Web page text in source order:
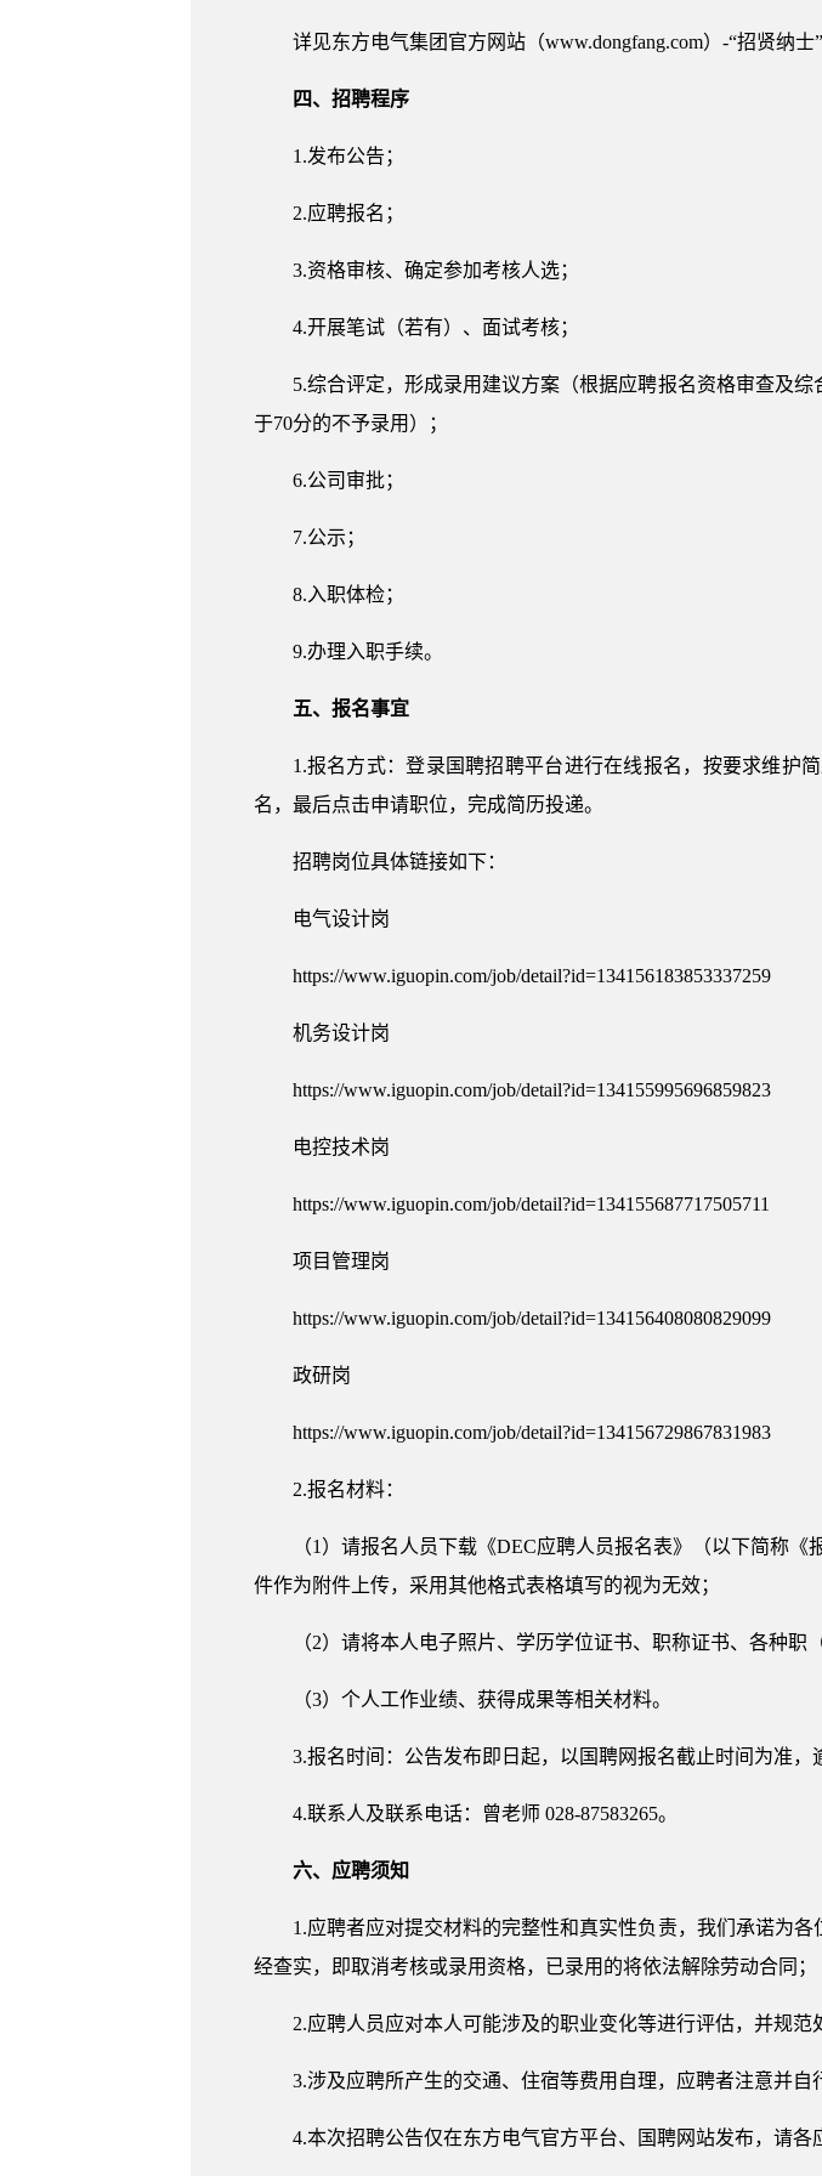
详见东方电气集团官方网站（www.dongfang.com）-“招贤纳士
四、招聘程序
1.发布公告；
2.应聘报名；
3.资格审核、确定参加考核人选；
4.开展笔试（若有）、面试考核；
5.综合评定，形成录用建议方案（根据应聘报名资格审查及
于70分的不予录用）；
6.公司审批；
7.公示；
8.入职体检；
9.办理入职手续。
五、报名事宜
1.报名方式：登录国聘招聘平台进行在线报名，按要求维护
名，最后点击申请职位，完成简历投递。
招聘岗位具体链接如下：
电气设计岗
https://www.iguopin.com/job/detail?id=134156183853337259
机务设计岗
https://www.iguopin.com/job/detail?id=134155995696859823
电控技术岗
https://www.iguopin.com/job/detail?id=134155687717505711
项目管理岗
https://www.iguopin.com/job/detail?id=134156408080829099
政研岗
https://www.iguopin.com/job/detail?id=134156729867831983
2.报名材料：
（1）请报名人员下载《DEC应聘人员报名表》（以下简称
件作为附件上传，采用其他格式表格填写的视为无效；
（2）请将本人电子照片、学历学位证书、职称证书、各种
（3）个人工作业绩、获得成果等相关材料。
3.报名时间：公告发布即日起，以国聘网报名截止时间为准，
4.联系人及联系电话：曾老师 028-87583265。
六、应聘须知
1.应聘者应对提交材料的完整性和真实性负责，我们承诺为
经查实，即取消考核或录用资格，已录用的将依法解除劳动合同；
2.应聘人员应对本人可能涉及的职业变化等进行评估，并规
3.涉及应聘所产生的交通、住宿等费用自理，应聘者注意并自
4.本次招聘公告仅在东方电气官方平台、国聘网站发布，请